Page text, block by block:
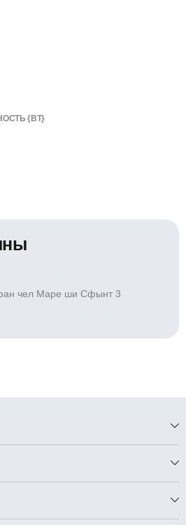
{ВТ}
чел Маре ши Сфынт 3